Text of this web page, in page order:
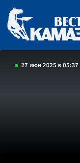
27 июн 2025 в 05:37